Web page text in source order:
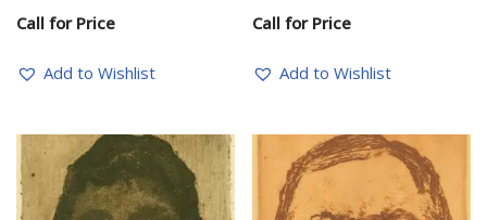
Call for Price
Add to Wishlist
Call for Price
Add to Wishlist